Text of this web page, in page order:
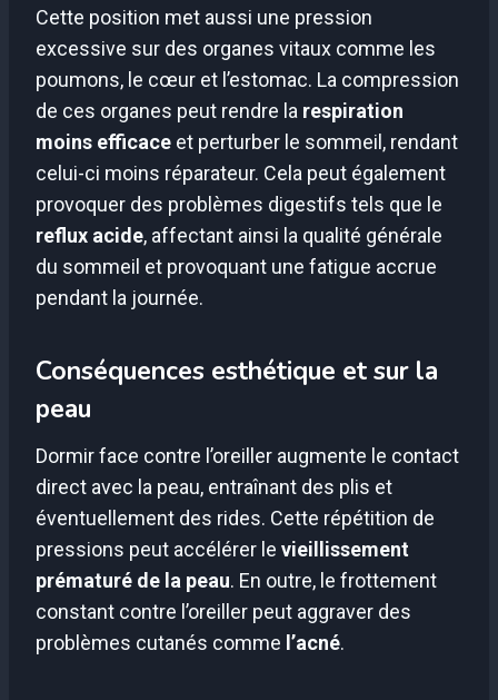
Cette position met aussi une pression
excessive sur des organes vitaux comme les
poumons, le cœur et l’estomac. La compression
de ces organes peut rendre la respiration
moins efficace et perturber le sommeil, rendant
celui-ci moins réparateur. Cela peut également
provoquer des problèmes digestifs tels que le
reflux acide, affectant ainsi la qualité générale
du sommeil et provoquant une fatigue accrue
pendant la journée.
Conséquences esthétique et sur la
peau
Dormir face contre l’oreiller augmente le contact
direct avec la peau, entraînant des plis et
éventuellement des rides. Cette répétition de
pressions peut accélérer le vieillissement
prématuré de la peau. En outre, le frottement
constant contre l’oreiller peut aggraver des
problèmes cutanés comme l’acné.